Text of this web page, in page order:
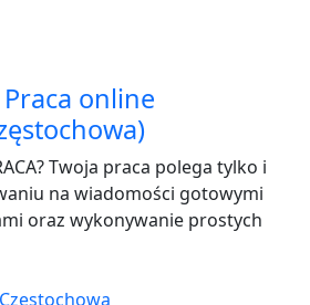
online
Twoja praca polega tylko i
na wiadomości gotowymi
oraz wykonywanie prostych